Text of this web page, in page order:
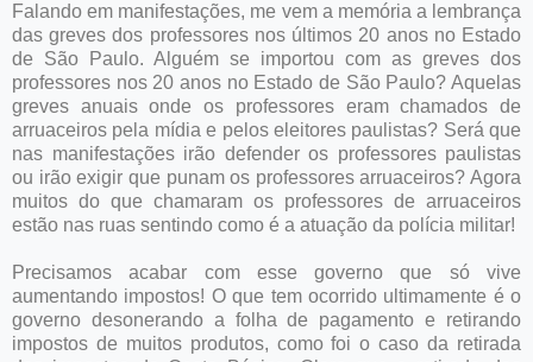
Falando em manifestações, me vem a memória a lembrança
das greves dos professores nos últimos 20 anos no Estado
de São Paulo. Alguém se importou com as greves dos
professores nos 20 anos no Estado de São Paulo? Aquelas
greves anuais onde os professores eram chamados de
arruaceiros pela mídia e pelos eleitores paulistas? Será que
nas manifestações irão defender os professores paulistas
ou irão exigir que punam os professores arruaceiros? Agora
muitos do que chamaram os professores de arruaceiros
estão nas ruas sentindo como é a atuação da polícia militar!
Precisamos acabar com esse governo que só vive
aumentando impostos! O que tem ocorrido ultimamente é o
governo desonerando a folha de pagamento e retirando
impostos de muitos produtos, como foi o caso da retirada